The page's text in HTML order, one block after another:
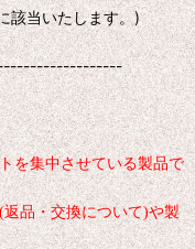
該当いたします。)
を集中させている製品で
品・交換について)や製